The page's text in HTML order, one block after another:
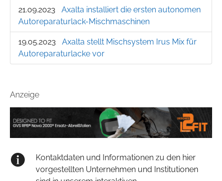
21.09.2023
Axalta installiert die ersten autonomen
Autoreparaturlack-Mischmaschinen
19.05.2023
Axalta stellt Mischsystem Irus Mix für
Auto­reparaturlacke vor
Anzeige
Kontaktdaten und Informationen zu den hier
vorgestellten Unternehmen und Institutionen